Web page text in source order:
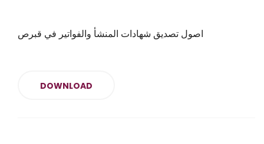
اصول تصديق شهادات المنشأ والفواتير في قبرص
DOWNLOAD